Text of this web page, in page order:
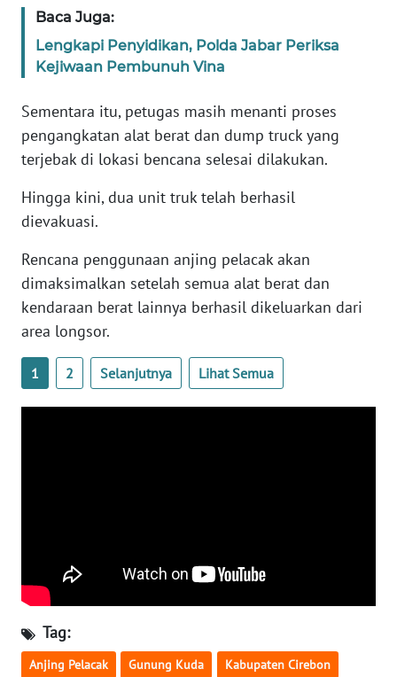
Baca Juga:
Lengkapi Penyidikan, Polda Jabar Periksa
Kejiwaan Pembunuh Vina
Sementara itu, petugas masih menanti proses
pengangkatan alat berat dan dump truck yang
terjebak di lokasi bencana selesai dilakukan.
Hingga kini, dua unit truk telah berhasil
dievakuasi.
Rencana penggunaan anjing pelacak akan
dimaksimalkan setelah semua alat berat dan
kendaraan berat lainnya berhasil dikeluarkan dari
area longsor.
1 2 Selanjutnya Lihat Semua
Tag:
Anjing Pelacak Gunung Kuda Kabupaten Cirebon
WN
WN
JAKARTA
WN
JABAR
WN
WN
NTT
WN
BARAT
WN
RIAU